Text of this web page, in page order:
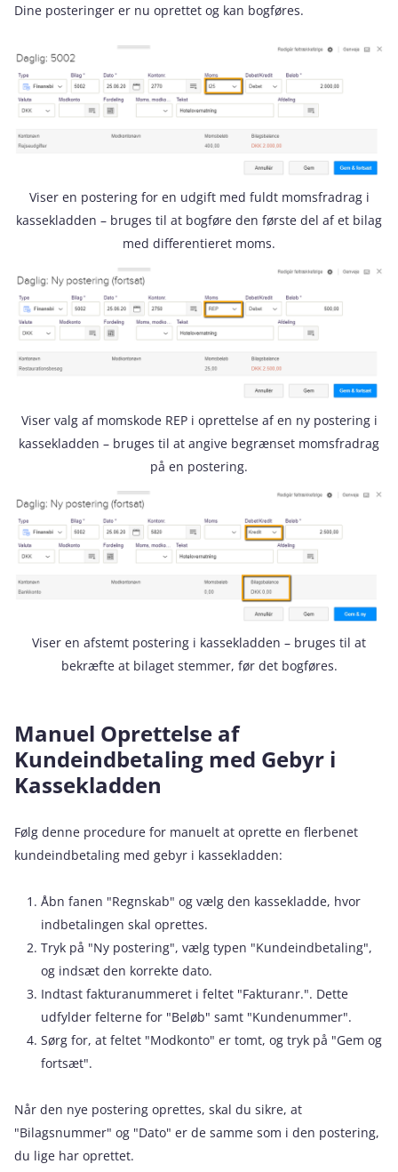
Dine posteringer er nu oprettet og kan bogføres.
Viser en postering for en udgift med fuldt momsfradrag i
kassekladden – bruges til at bogføre den første del af et bilag
med differentieret moms.
Viser valg af momskode REP i oprettelse af en ny postering i
kassekladden – bruges til at angive begrænset momsfradrag
på en postering.
Viser en afstemt postering i kassekladden – bruges til at
bekræfte at bilaget stemmer, før det bogføres.
Manuel Oprettelse af
Kundeindbetaling med Gebyr i
Kassekladden
Følg denne procedure for manuelt at oprette en flerbenet
kundeindbetaling med gebyr i kassekladden:
Åbn fanen "Regnskab" og vælg den kassekladde, hvor
indbetalingen skal oprettes.
Tryk på "Ny postering", vælg typen "Kundeindbetaling",
og indsæt den korrekte dato.
Indtast fakturanummeret i feltet "Fakturanr.". Dette
udfylder felterne for "Beløb" samt "Kundenummer".
Sørg for, at feltet "Modkonto" er tomt, og tryk på "Gem og
fortsæt".
Når den nye postering oprettes, skal du sikre, at
"Bilagsnummer" og "Dato" er de samme som i den postering,
du lige har oprettet.